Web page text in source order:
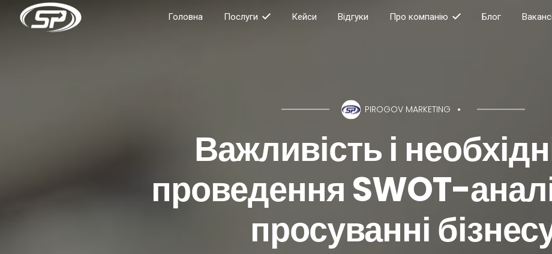
Головна Послуги Кейси Відгуки Про компанію Блог
PIROGOV MARKETING
Важливість і
проведення SWOT-
просуванні